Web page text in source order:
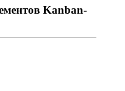
Kanban-